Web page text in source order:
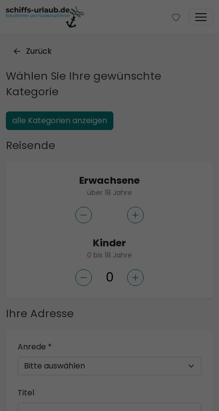
Zurück
Wählen Sie Ihre gewünschte
Kategorie
alle Kategorien anzeigen
Reisende
Erwachsene
über 18 Jahre
Kinder
0 bis 18 Jahre
Ihre Adresse
Anrede *
Titel